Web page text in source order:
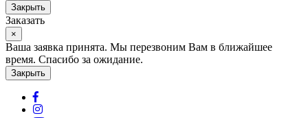
Закрыть
Заказать
×
Ваша заявка принята. Мы перезвоним Вам в ближайшее
время. Спасибо за ожидание.
Закрыть